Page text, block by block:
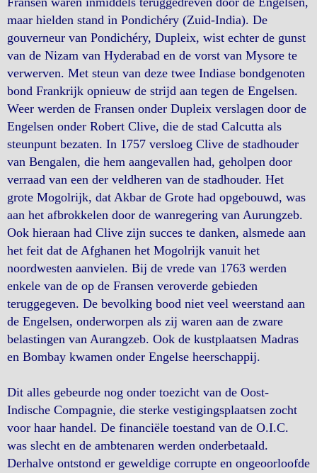
maar hielden stand in Pondichéry (Zuid-India). De
gouverneur van Pondichéry, Dupleix, wist echter de gunst
van de Nizam van Hyderabad en de vorst van Mysore te
verwerven. Met steun van deze twee Indiase bondgenoten
bond Frankrijk opnieuw de strijd aan tegen de Engelsen.
Weer werden de Fransen onder Dupleix verslagen door de
Engelsen onder Robert Clive, die de stad Calcutta als
steunpunt bezaten. In 1757 versloeg Clive de stadhouder
van Bengalen, die hem aangevallen had, geholpen door
verraad van een der veldheren van de stadhouder. Het
grote Mogolrijk, dat Akbar de Grote had opgebouwd, was
aan het afbrokkelen door de wanregering van Aurungzeb.
Ook hieraan had Clive zijn succes te danken, alsmede aan
het feit dat de Afghanen het Mogolrijk vanuit het
noordwesten aanvielen. Bij de vrede van 1763 werden
enkele van de op de Fransen veroverde gebieden
teruggegeven. De bevolking bood niet veel weerstand aan
de Engelsen, onderworpen als zij waren aan de zware
belastingen van Aurangzeb. Ook de kustplaatsen Madras
en Bombay kwamen onder Engelse heerschappij.
Dit alles gebeurde nog onder toezicht van de Oost-
Indische Compagnie, die sterke vestigingsplaatsen zocht
voor haar handel. De financiële toestand van de O.I.C.
was slecht en de ambtenaren werden onderbetaald.
Derhalve ontstond er geweldige corrupte en ongeoorloofde